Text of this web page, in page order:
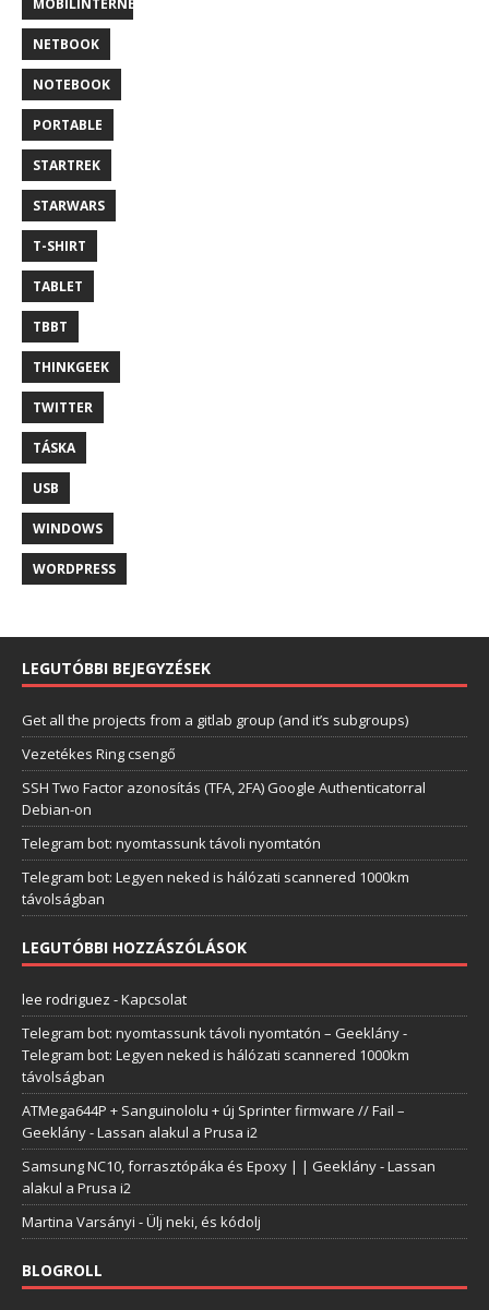
MOBILINTERNET
NETBOOK
NOTEBOOK
PORTABLE
STARTREK
STARWARS
T-SHIRT
TABLET
TBBT
THINKGEEK
TWITTER
TÁSKA
USB
WINDOWS
WORDPRESS
LEGUTÓBBI BEJEGYZÉSEK
Get all the projects from a gitlab group (and it’s subgroups)
Vezetékes Ring csengő
SSH Two Factor azonosítás (TFA, 2FA) Google Authenticatorral
Debian-on
Telegram bot: nyomtassunk távoli nyomtatón
Telegram bot: Legyen neked is hálózati scannered 1000km
távolságban
LEGUTÓBBI HOZZÁSZÓLÁSOK
lee rodriguez -Kapcsolat
Telegram bot: nyomtassunk távoli nyomtatón – Geeklány-
Telegram bot: Legyen neked is hálózati scannered 1000km
távolságban
ATMega644P + Sanguinololu + új Sprinter firmware // Fail –
Geeklány-Lassan alakul a Prusa i2
Samsung NC10, forrasztópáka és Epoxy | | Geeklány-Lassan
alakul a Prusa i2
Martina Varsányi -Ülj neki, és kódolj
BLOGROLL